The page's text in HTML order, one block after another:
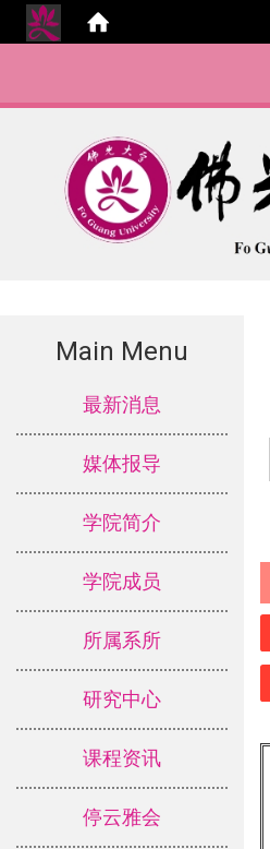
Main Menu
最新消息
媒体报导
学院简介
学院成员
所属系所
研究中心
课程资讯
停云雅会